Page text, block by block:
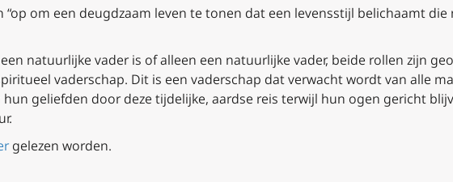
om een deugdzaam leven te tonen dat een levensstijl belichaamt die
natuurlijke vader is of alleen een natuurlijke vader, beide rollen zijn
vaderschap. Dit is een vaderschap dat verwacht wordt van alle
geliefden door deze tijdelijke, aardse reis terwijl hun ogen gericht
gelezen worden.